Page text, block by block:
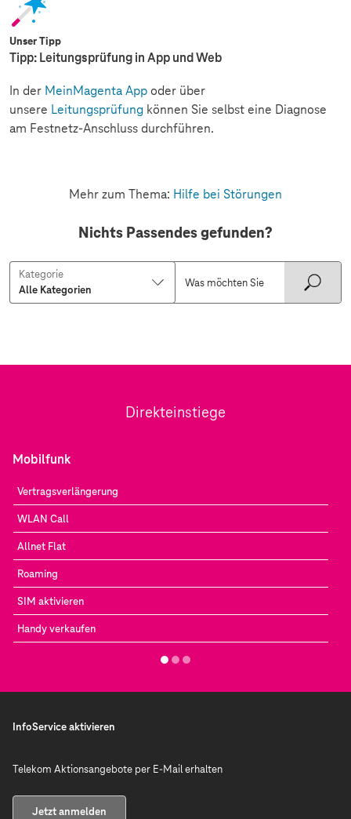
Unser Tipp
Tipp: Leitungsprüfung in App und Web
In der MeinMagenta App oder über
unsere Leitungsprüfung können Sie selbst eine Diagnose
am Festnetz-Anschluss durchführen.
Mehr zum Thema: Hilfe bei Störungen
Nichts Passendes gefunden?
Kategorie
Direkteinstiege
Mobilfunk
Vertragsverlängerung
WLAN Call
Allnet Flat
Roaming
SIM aktivieren
Handy verkaufen
InfoService aktivieren
Telekom Aktionsangebote per E-Mail erhalten
Jetzt anmelden